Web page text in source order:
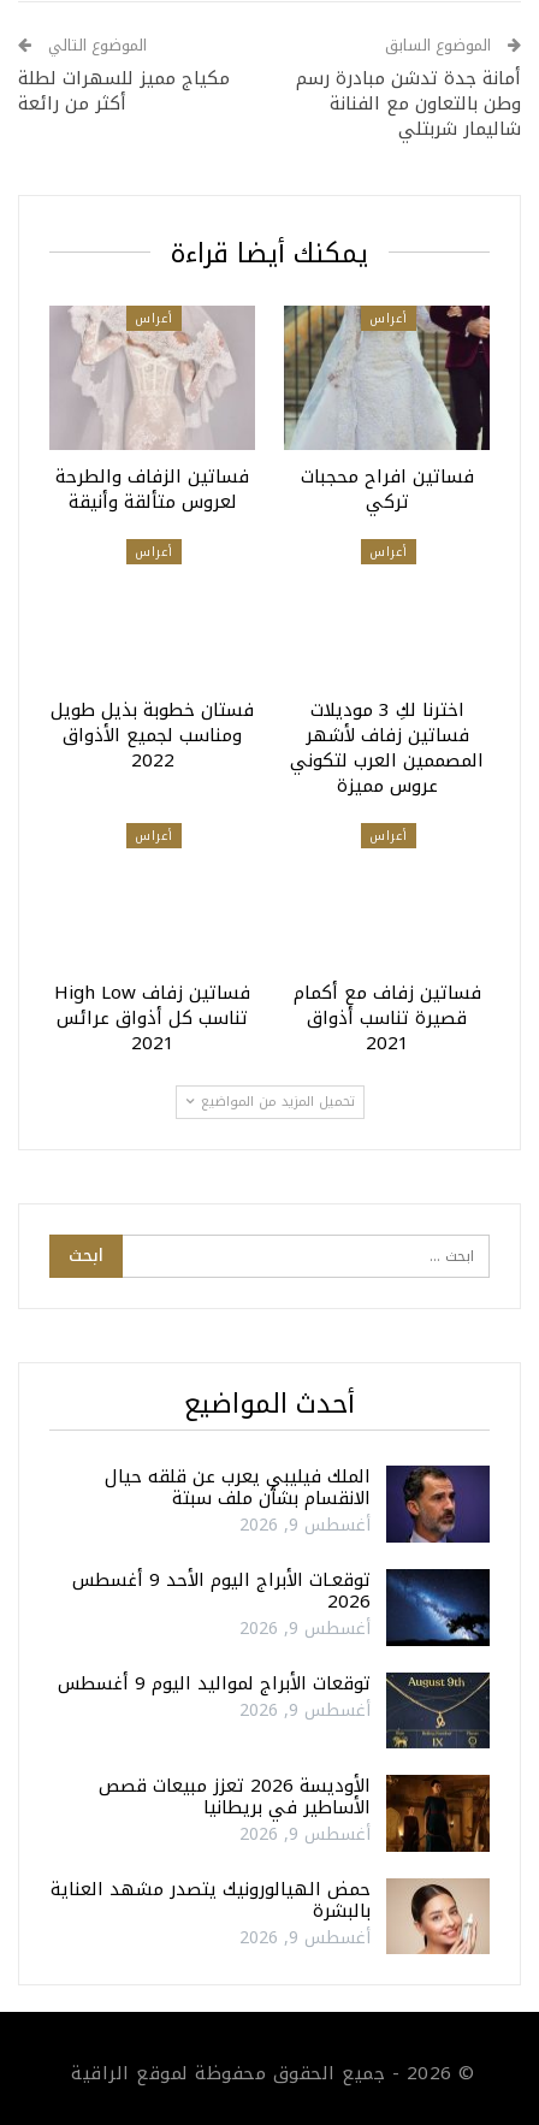
الموضوع السابق
أمانة جدة تدشن مبادرة رسم
وطن بالتعاون مع الفنانة
شاليمار شربتلي
الموضوع التالي
مكياج مميز للسهرات لطلة
أكثر من رائعة
يمكنك أيضا قراءة
أعراس
فساتين افراح محجبات
تركي
أعراس
فساتين الزفاف والطرحة
لعروس متألقة وأنيقة
أعراس
اخترنا لكِ 3 موديلات
فساتين زفاف لأشهر
المصممين العرب لتكوني
عروس مميزة
أعراس
فستان خطوبة بذيل طويل
ومناسب لجميع الأذواق
2022
أعراس
فساتين زفاف مع أكمام
قصيرة تناسب أذواق
2021
أعراس
فساتين زفاف High Low
تناسب كل أذواق عرائس
2021
تحميل المزيد من المواضيع
أحدث المواضيع
الملك فيليبي يعرب عن قلقه حيال
الانقسام بشأن ملف سبتة
أغسطس 9, 2026
توقعـات الأبراج اليوم الأحد 9 أغسطس
2026
أغسطس 9, 2026
توقعات الأبراج لمواليد اليوم 9 أغسطس
أغسطس 9, 2026
الأوديسة 2026 تعزز مبيعات قصص
الأساطير في بريطانيا
أغسطس 9, 2026
حمض الهيالورونيك يتصدر مشهد العناية
بالبشرة
أغسطس 9, 2026
© 2026 - جميع الحقوق محفوظة لموقع الراقية